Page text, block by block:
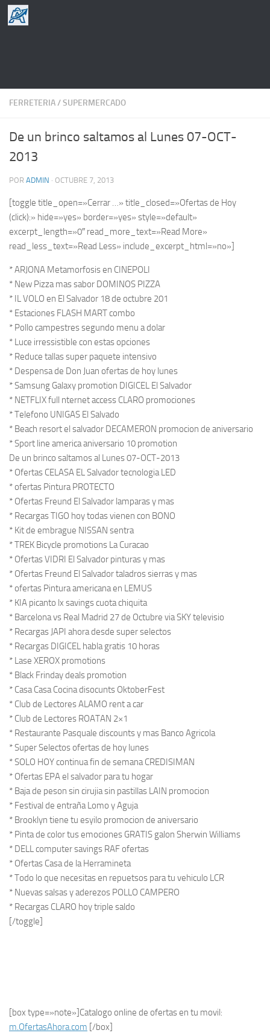
Saltar al contenido
FERRETERIA/SUPERMERCADO
De un brinco saltamos al Lunes 07-OCT-
2013
POR ADMIN · OCTUBRE 7, 2013
[toggle title_open=»Cerrar …» title_closed=»Ofertas de Hoy
(click):» hide=»yes» border=»yes» style=»default»
excerpt_length=»0″ read_more_text=»Read More»
read_less_text=»Read Less» include_excerpt_html=»no»]
* ARJONA Metamorfosis en CINEPOLI
* New Pizza mas sabor DOMINOS PIZZA
* IL VOLO en El Salvador 18 de octubre 201
* Estaciones FLASH MART combo
* Pollo campestres segundo menu a dolar
* Luce irressistible con estas opciones
* Reduce tallas super paquete intensivo
* Despensa de Don Juan ofertas de hoy lunes
* Samsung Galaxy promotion DIGICEL El Salvador
* NETFLIX full nternet access CLARO promociones
* Telefono UNIGAS El Salvado
* Beach resort el salvador DECAMERON promocion de aniversario
* Sport line america aniversario 10 promotion
De un brinco saltamos al Lunes 07-OCT-2013
* Ofertas CELASA EL Salvador tecnologia LED
* ofertas Pintura PROTECTO
* Ofertas Freund El Salvador lamparas y mas
* Recargas TIGO hoy todas vienen con BONO
* Kit de embrague NISSAN sentra
* TREK Bicycle promotions La Curacao
* Ofertas VIDRI El Salvador pinturas y mas
* Ofertas Freund El Salvador taladros sierras y mas
* ofertas Pintura americana en LEMUS
* KIA picanto lx savings cuota chiquita
* Barcelona vs Real Madrid 27 de Octubre via SKY televisio
* Recargas JAPI ahora desde super selectos
* Recargas DIGICEL habla gratis 10 horas
* Lase XEROX promotions
* Black Frinday deals promotion
* Casa Casa Cocina disocunts OktoberFest
* Club de Lectores ALAMO rent a car
* Club de Lectores ROATAN 2×1
* Restaurante Pasquale discounts y mas Banco Agricola
* Super Selectos ofertas de hoy lunes
* SOLO HOY continua fin de semana CREDISIMAN
* Ofertas EPA el salvador para tu hogar
* Baja de peson sin cirujia sin pastillas LAIN promocion
* Festival de entraña Lomo y Aguja
* Brooklyn tiene tu esyilo promocion de aniversario
* Pinta de color tus emociones GRATIS galon Sherwin Williams
* DELL computer savings RAF ofertas
* Ofertas Casa de la Herramineta
* Todo lo que necesitas en repuetsos para tu vehiculo LCR
* Nuevas salsas y aderezos POLLO CAMPERO
* Recargas CLARO hoy triple saldo
[/toggle]
[box type=»note»]Catalogo online de ofertas en tu movil:
m.OfertasAhora.com [/box]